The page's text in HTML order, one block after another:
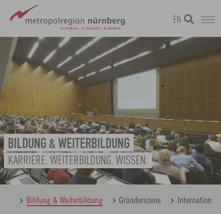
Zum
Hauptinhalt
springen
metropolregion
EN
BILDUNG & WEITERBILDUNG
KARRIERE. WEITERBILDUNG. WISSEN.
Bildung & Weiterbildung Gründerszene International